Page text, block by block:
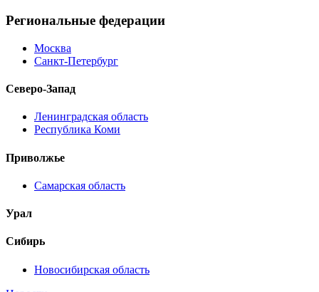
Региональные федерации
Москва
Санкт-Петербург
Северо-Запад
Ленинградская область
Республика Коми
Приволжье
Самарская область
Урал
Сибирь
Новосибирская область